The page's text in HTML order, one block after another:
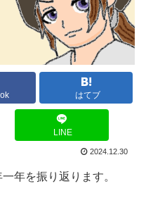
はてブ
LINE
2024.12.30
年を振り返ります。